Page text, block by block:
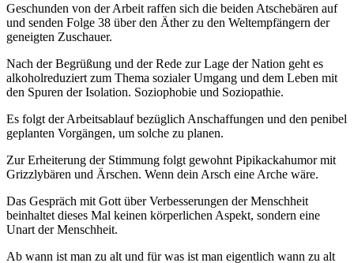
Geschunden von der Arbeit raffen sich die beiden Atschebären auf
und senden Folge 38 über den Äther zu den Weltempfängern der
geneigten Zuschauer.
Nach der Begrüßung und der Rede zur Lage der Nation geht es
alkoholreduziert zum Thema sozialer Umgang und dem Leben mit
den Spuren der Isolation. Soziophobie und Soziopathie.
Es folgt der Arbeitsablauf bezüglich Anschaffungen und den penibel
geplanten Vorgängen, um solche zu planen.
Zur Erheiterung der Stimmung folgt gewohnt Pipikackahumor mit
Grizzlybären und Ärschen. Wenn dein Arsch eine Arche wäre.
Das Gespräch mit Gott über Verbesserungen der Menschheit
beinhaltet dieses Mal keinen körperlichen Aspekt, sondern eine
Unart der Menschheit.
Ab wann ist man zu alt und für was ist man eigentlich wann zu alt